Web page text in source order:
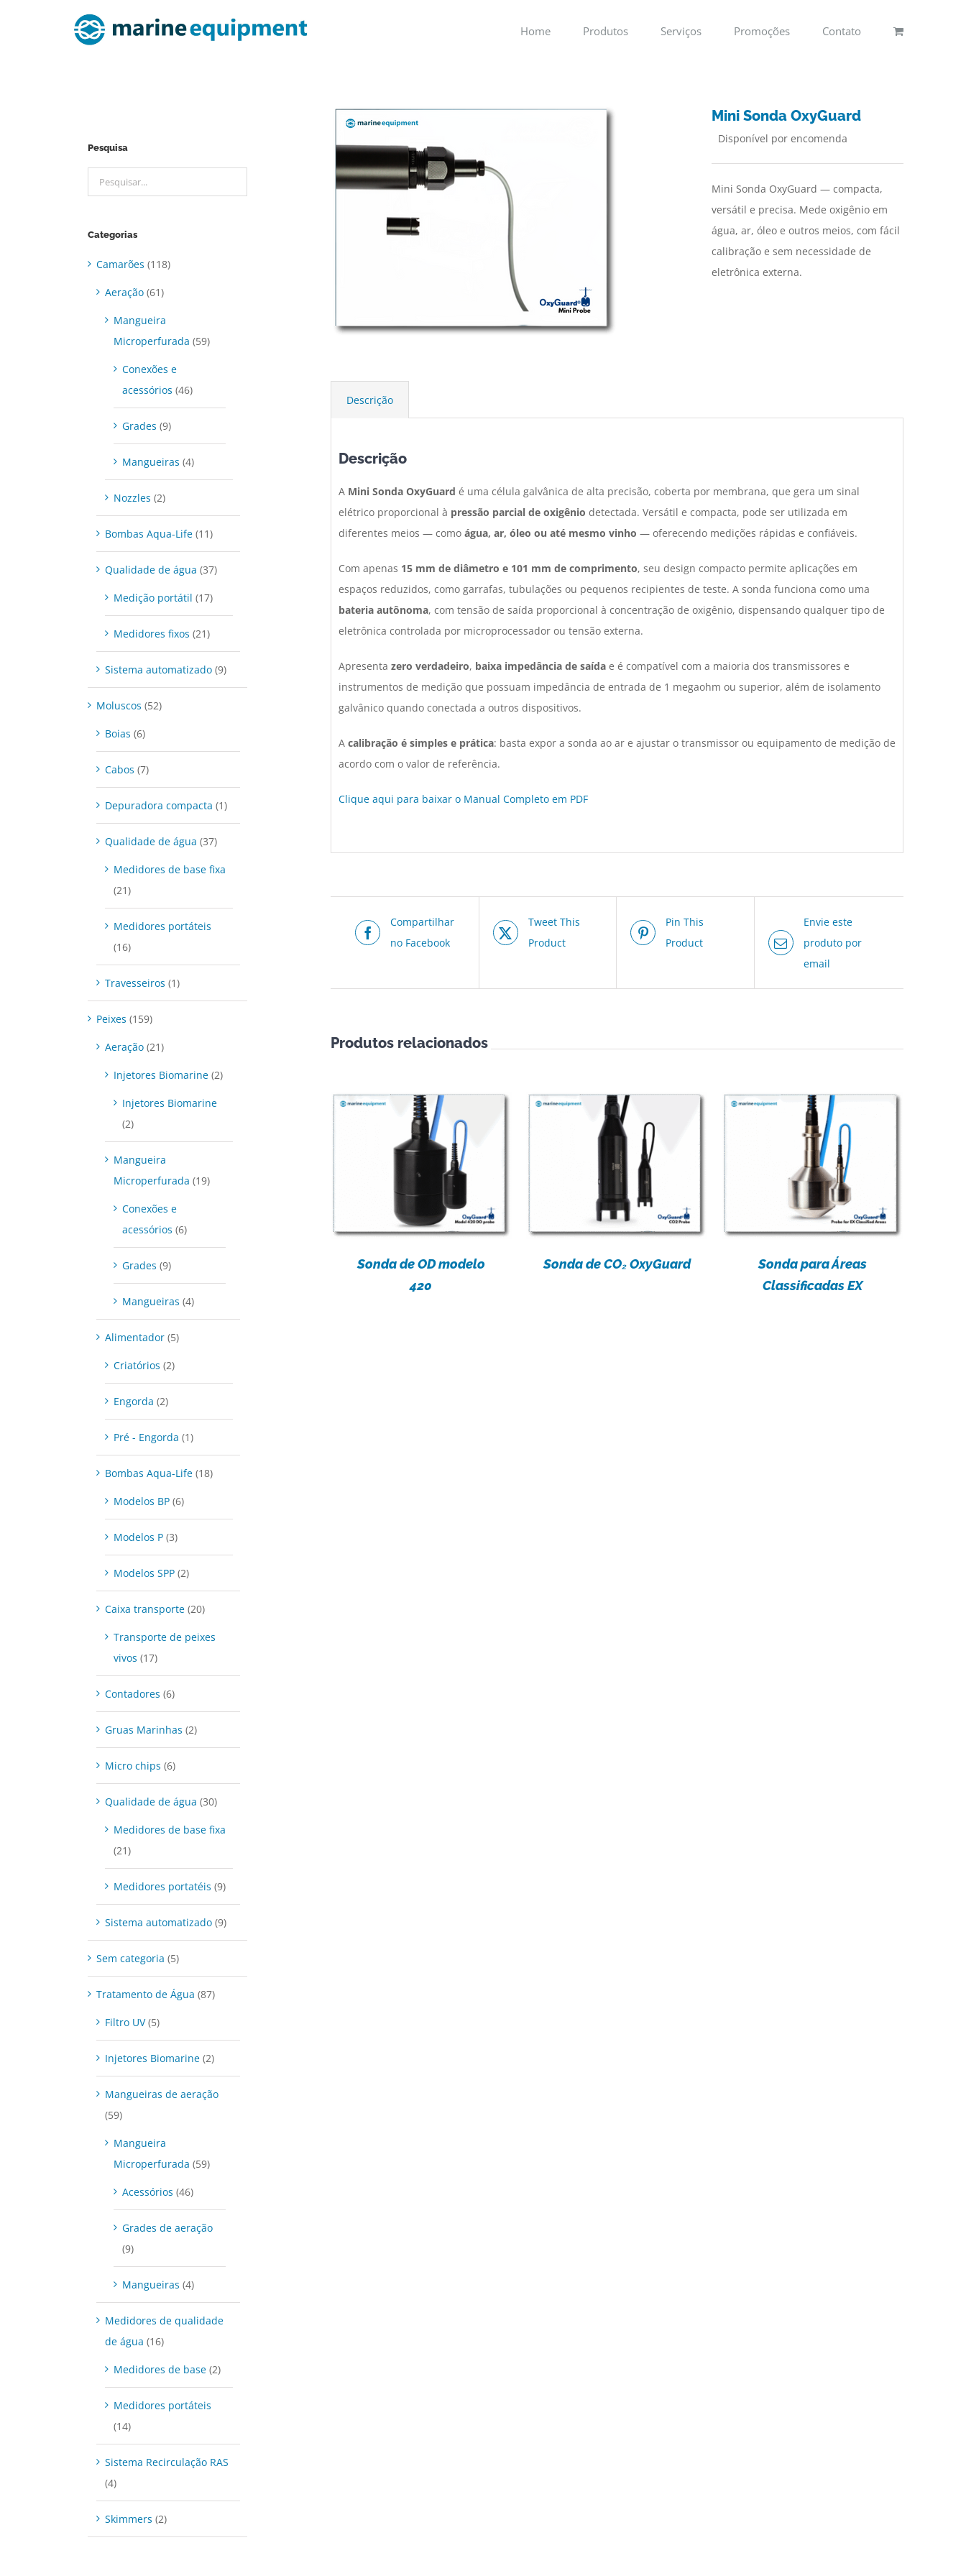
Home Produtos Serviços Promoções Contato
Mini Sonda OxyGuard
Disponível por encomenda
Mini Sonda OxyGuard — compacta,
versátil e precisa. Mede oxigênio em
água, ar, óleo e outros meios, com fácil
calibração e sem necessidade de
eletrônica externa.
Descrição
Descrição
A Mini Sonda OxyGuard é uma célula galvânica de alta precisão, coberta por membrana, que gera um sinal
elétrico proporcional à pressão parcial de oxigênio detectada. Versátil e compacta, pode ser utilizada em
diferentes meios — como água, ar, óleo ou até mesmo vinho — oferecendo medições rápidas e confiáveis.
Com apenas 15 mm de diâmetro e 101 mm de comprimento, seu design compacto permite aplicações em
espaços reduzidos, como garrafas, tubulações ou pequenos recipientes de teste. A sonda funciona como uma
bateria autônoma, com tensão de saída proporcional à concentração de oxigênio, dispensando qualquer tipo de
eletrônica controlada por microprocessador ou tensão externa.
Apresenta zero verdadeiro, baixa impedância de saídae é compatível com a maioria dos transmissores e
instrumentos de medição que possuam impedância de entrada de 1 megaohm ou superior, além de isolamento
galvânico quando conectada a outros dispositivos.
A calibração é simples e prática: basta expor a sonda ao ar e ajustar o transmissor ou equipamento de medição de
acordo com o valor de referência.
Clique aqui para baixar o Manual Completo em PDF
Compartilhar
no Facebook
Tweet This
Product
Pin This
Product
Envie este
produto por
email
Produtos relacionados
Sonda de OD modelo
420
DETALHES
Sonda de CO₂ OxyGuard
DETALHES
Sonda para Áreas
Classificadas EX
Pesquisa
Categorias
Camarões (118)
Aeração (61)
Mangueira
Microperfurada (59)
Conexões e
acessórios (46)
Grades (9)
Mangueiras (4)
Nozzles (2)
Bombas Aqua-Life (11)
Qualidade de água (37)
Medição portátil (17)
Medidores fixos (21)
Sistema automatizado (9)
Moluscos (52)
Boias (6)
Cabos (7)
Depuradora compacta (1)
Qualidade de água (37)
Medidores de base fixa
(21)
Medidores portáteis
(16)
Travesseiros (1)
Peixes (159)
Aeração (21)
Injetores Biomarine (2)
Injetores Biomarine
(2)
Mangueira
Microperfurada (19)
Conexões e
acessórios (6)
Grades (9)
Mangueiras (4)
Alimentador (5)
Criatórios (2)
Engorda (2)
Pré - Engorda (1)
Bombas Aqua-Life (18)
Modelos BP (6)
Modelos P (3)
Modelos SPP (2)
Caixa transporte (20)
Transporte de peixes
vivos (17)
Contadores (6)
Gruas Marinhas (2)
Micro chips (6)
Qualidade de água (30)
Medidores de base fixa
(21)
Medidores portatéis (9)
Sistema automatizado (9)
Sem categoria (5)
Tratamento de Água (87)
Filtro UV (5)
Injetores Biomarine (2)
Mangueiras de aeração
(59)
Mangueira
Microperfurada (59)
Acessórios (46)
Grades de aeração
(9)
Mangueiras (4)
Medidores de qualidade
de água (16)
Medidores de base (2)
Medidores portáteis
(14)
Sistema Recirculação RAS
(4)
Skimmers (2)